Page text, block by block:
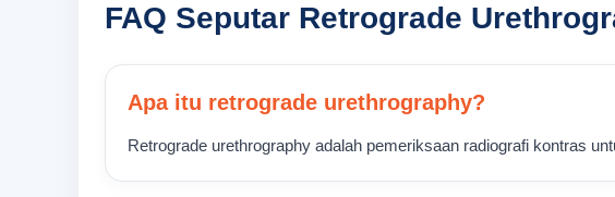
FAQ Seputar Retrograde
Apa itu retrograde urethrography?
Retrograde urethrography adalah pemeriksaan radiografi kontras